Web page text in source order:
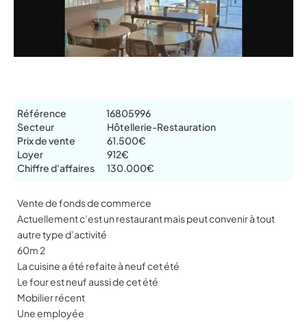
Référence
Secteur
Prix de vente
Loyer
Chiffre d'affaires
16805996
Hôtellerie-Restauration
61.500€
912€
130.000€
Vente de fonds de commerce
Actuellement c’est un restaurant mais peut convenir à tout
autre type d’activité
60m 2
La cuisine a été refaite à neuf cet été
Le four est neuf aussi de cet été
Mobilier récent
Une employée